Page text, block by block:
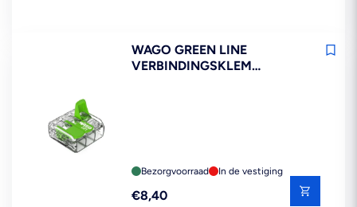
WAGO GREEN LINE
VERBINDINGSKLEM
Bezorgvoorraad In de vestiging
Reguliere
€8,40